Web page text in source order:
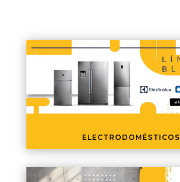
ELECTRODOMÉSTICOS